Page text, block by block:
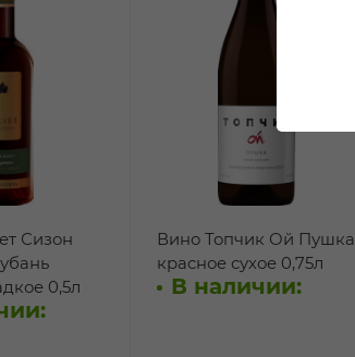
Сизон
0,5л
Вино Топчик Ой Пушка
красное сухое 0,75л
В наличии: